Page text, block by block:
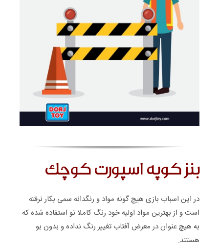
بنز کوپه اسپورت کوچک
در این اسباب بازی هیچ گونه مواد و رنگدانه سمی بکار نرفته
است و از بهترین مواد اولیه خود رنگ کاملا نو استفاده شده که
به هیچ عنوان در معرض آفتاب تغییر رنگ نداده و بدون بو
هستند.